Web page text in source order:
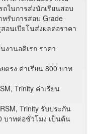
ในการส่งนักเรียนสอบ
หรับการสอบ Grade
อนเปียโนส่งผลต่อราคา
งานอดิเรก ราคา
ตรง ค่าเรียน 800 บาท
Trinity ค่าเรียน
Trinity รับประกัน
บาทต่อชั่วโมง เป็นต้น